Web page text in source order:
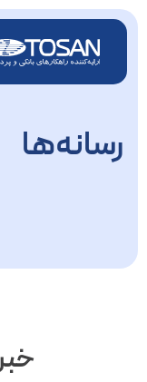
رسانه‌ها